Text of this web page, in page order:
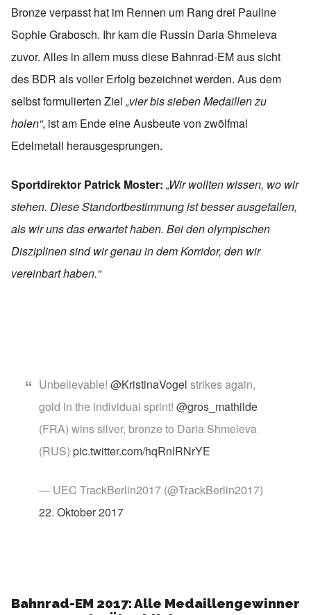
Bronze verpasst hat im Rennen um Rang drei Pauline
Sophie Grabosch. Ihr kam die Russin Daria Shmeleva
zuvor. Alles in allem muss diese Bahnrad-EM aus sicht
des BDR als voller Erfolg bezeichnet werden. Aus dem
selbst formulierten Ziel „vier bis sieben Medaillen zu
holen“, ist am Ende eine Ausbeute von zwölfmal
Edelmetall herausgesprungen.
Sportdirektor Patrick Moster: „Wir wollten wissen, wo wir
stehen. Diese Standortbestimmung ist besser ausgefallen,
als wir uns das erwartet haben. Bei den olympischen
Disziplinen sind wir genau in dem Korridor, den wir
vereinbart haben.“
Unbelievable! @KristinaVogel strikes again,
gold in the individual sprint! @gros_mathilde
(FRA) wins silver, bronze to Daria Shmeleva
(RUS) pic.twitter.com/hqRnlRNrYE
— UEC TrackBerlin2017 (@TrackBerlin2017)
22. Oktober 2017
Bahnrad-EM 2017: Alle Medaillengewinner